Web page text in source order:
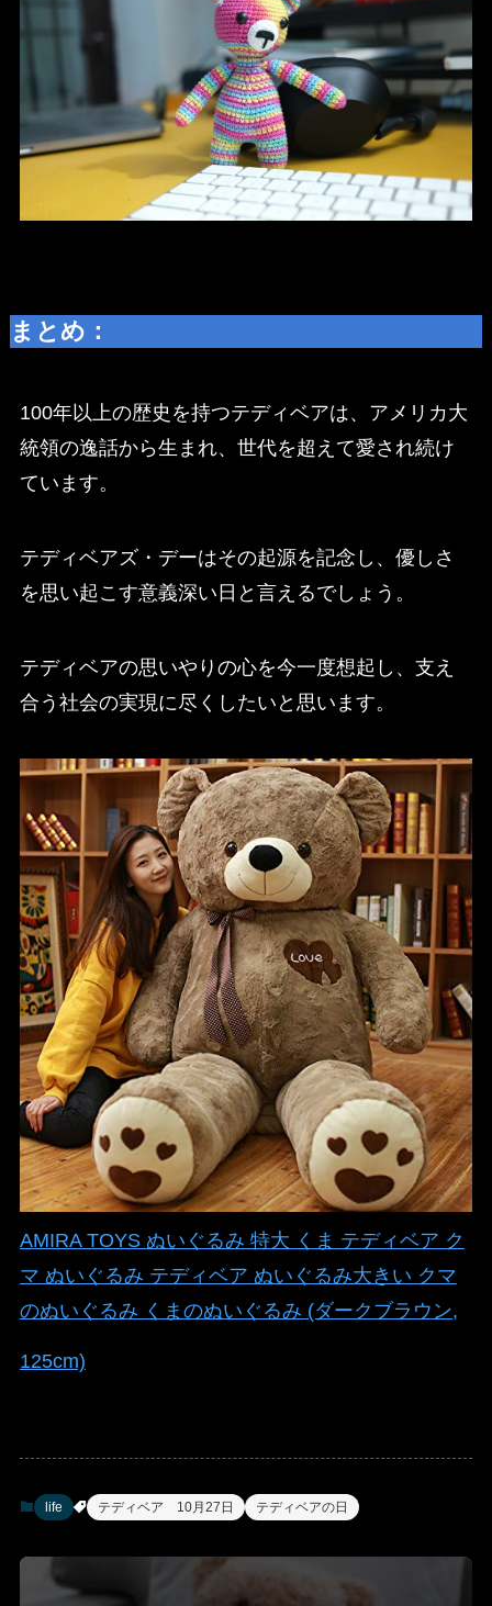
まとめ：
100年以上の歴史を持つテディベアは、アメリカ大
統領の逸話から生まれ、世代を超えて愛され続け
ています。
テディベアズ・デーはその起源を記念し、優しさ
を思い起こす意義深い日と言えるでしょう。
テディベアの思いやりの心を今一度想起し、支え
合う社会の実現に尽くしたいと思います。
AMIRA TOYS ぬいぐるみ 特大 くま テディベア ク
マ ぬいぐるみ テディベア ぬいぐるみ大きい クマ
のぬいぐるみ くまのぬいぐるみ (ダークブラウン,
125cm)
life テディベア 10月27日 テディベアの日